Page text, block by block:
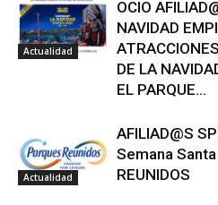
Actualidad
OCIO
NAVIDAD
DE LA
EL PARQUE...
Actualidad
AFILIAD@S
Semana
REUNIDOS